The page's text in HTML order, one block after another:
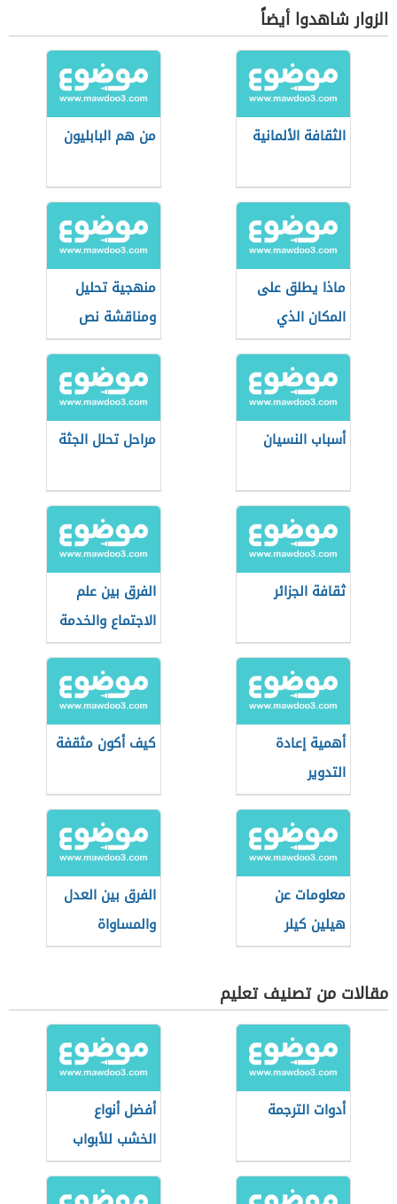
الزوار شاهدوا أيضاً
الثقافة الألمانية من هم البابليون
ماذا يطلق على
المكان الذي
يسكنه البدو
منهجية تحليل
ومناقشة نص
فلسفي
أسباب النسيان مراحل تحلل الجثة
ثقافة الجزائر
الفرق بين علم
الاجتماع والخدمة
الاجتماعية
أهمية إعادة
التدوير
كيف أكون مثقفة
معلومات عن
هيلين كيلر
الفرق بين العدل
والمساواة
مقالات من تصنيف تعليم
أدوات الترجمة
أفضل أنواع
الخشب للأبواب